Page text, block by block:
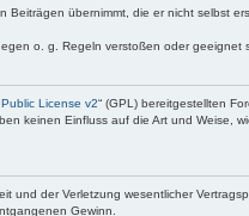
übernimmt, die er nicht selbst
o. g. Regeln verstoßen oder geeignet
License v2“ (GPL) bereitgestellten
keinen Einfluss auf die Art und
und der Verletzung wesentlicher
Gewinn.